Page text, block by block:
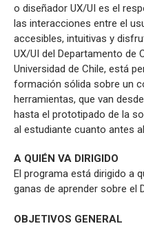
o diseñador UX/UI es el
las interacciones entre el
accesibles, intuitivas y
UX/UI del Departamento de
Universidad de Chile, está
formación sólida sobre un
herramientas, que van
hasta el prototipado de la
al estudiante cuanto antes
A QUIÉN VA DIRIGIDO
El programa está dirigido a
ganas de aprender sobre el
OBJETIVOS GENERAL